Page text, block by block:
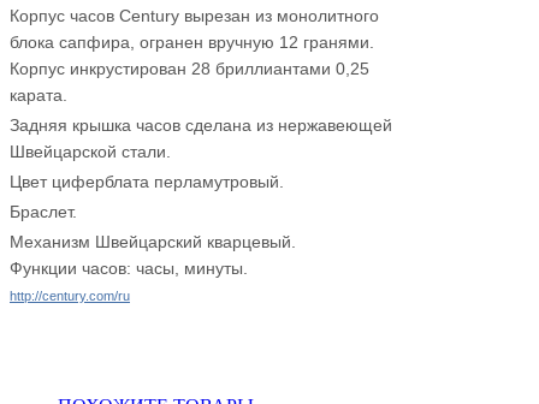
Корпус часов Century вырезан из монолитного
блока сапфира, огранен вручную 12 гранями.
Корпус инкрустирован 28 бриллиантами 0,25
карата.
Задняя крышка часов сделана из нержавеющей
Швейцарской стали.
Цвет циферблата перламутровый.
Браслет.
Механизм Швейцарский кварцевый.
Функции часов: часы, минуты.
http://century.com/ru